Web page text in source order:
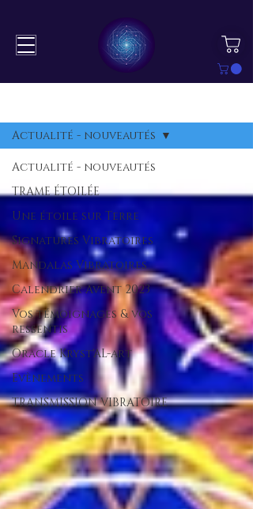
Actualité - nouveautés
TRAME ÉTOILÉE
Une étoile sur Terre
Signatures Vibratoires
Mandalas Vibratoires
Calendrier Avent 2023
Vos témoignages & vos
ressentis
Oracle Kryst'AL-art
Evènements
TRANSMISSION VIBRATOIRE
Actualité - nouveautés